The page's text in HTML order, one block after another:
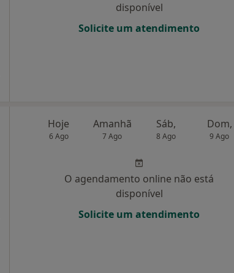
disponível
Solicite um atendimento
Hoje
6 Ago
Amanhã
7 Ago
Sáb,
8 Ago
Dom,
9 Ago
O agendamento online não está
disponível
Solicite um atendimento